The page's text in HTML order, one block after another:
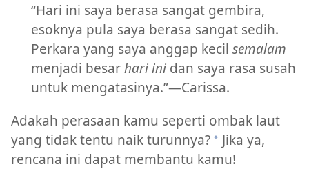
“Hari ini saya berasa sangat gembira,
esoknya pula saya berasa sangat sedih.
Perkara yang saya anggap kecil semalam
menjadi besarhari inidan saya rasa susah
untuk mengatasinya.”​—Carissa.
Adakah perasaan kamu seperti ombak laut
yang tidak tentu naik turunnya?a Jika ya,
rencana ini dapat membantu kamu!